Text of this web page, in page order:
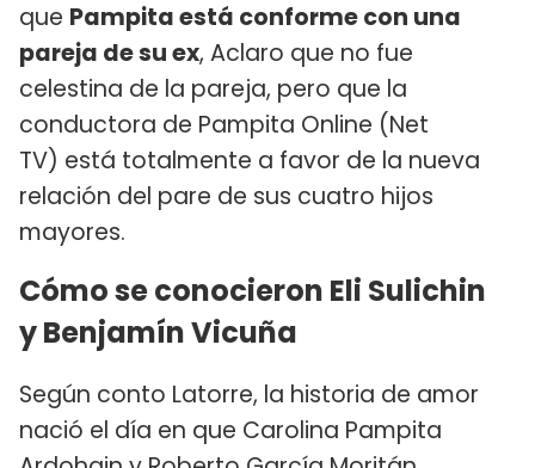
que Pampita está conforme con una
pareja de su ex, Aclaro que no fue
celestina de la pareja, pero que la
conductora de Pampita Online (Net
TV) está totalmente a favor de la nueva
relación del pare de sus cuatro hijos
mayores.
Cómo se conocieron Eli Sulichin
yBenjamín Vicuña
Según conto Latorre, la historia de amor
nació el día en que Carolina Pampita